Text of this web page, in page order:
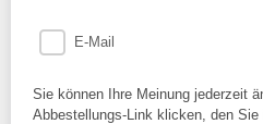
E-Mail
Sie können Ihre Meinung jederzeit
Abbestellungs-Link klicken, den